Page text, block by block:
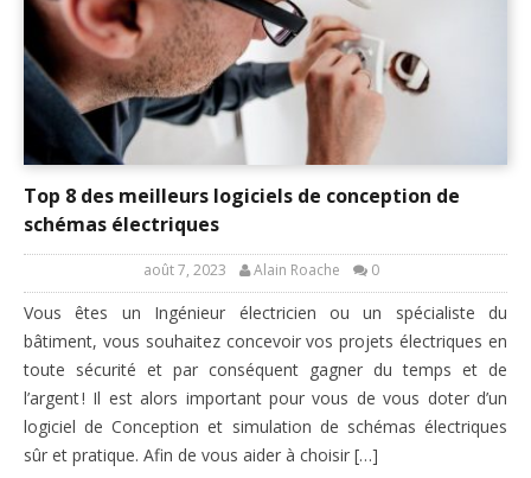
Top 8 des meilleurs logiciels de conception de
schémas électriques
août 7, 2023 Alain Roache 0
Vous êtes un Ingénieur électricien ou un spécialiste du
bâtiment, vous souhaitez concevoir vos projets électriques en
toute sécurité et par conséquent gagner du temps et de
l’argent ! Il est alors important pour vous de vous doter d’un
logiciel de Conception et simulation de schémas électriques
sûr et pratique. Afin de vous aider à choisir […]